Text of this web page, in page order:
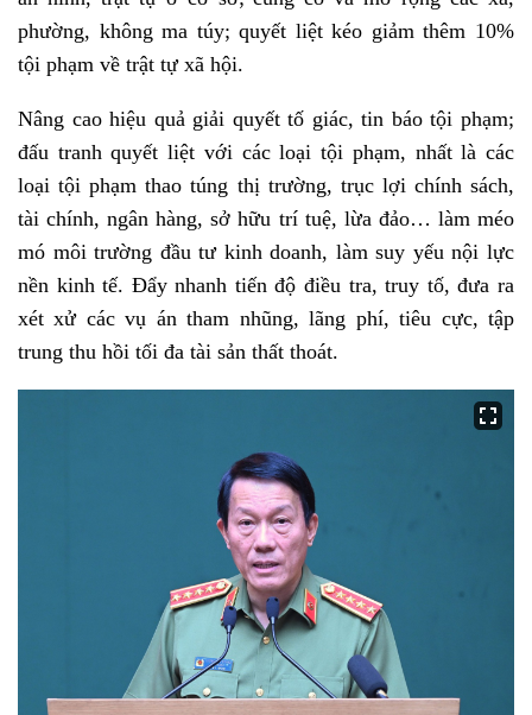
phường, không ma túy; quyết liệt kéo giảm thêm 10%
tội phạm về trật tự xã hội.
Nâng cao hiệu quả giải quyết tố giác, tin báo tội phạm;
đấu tranh quyết liệt với các loại tội phạm, nhất là các
loại tội phạm thao túng thị trường, trục lợi chính sách,
tài chính, ngân hàng, sở hữu trí tuệ, lừa đảo… làm méo
mó môi trường đầu tư kinh doanh, làm suy yếu nội lực
nền kinh tế. Đẩy nhanh tiến độ điều tra, truy tố, đưa ra
xét xử các vụ án tham nhũng, lãng phí, tiêu cực, tập
trung thu hồi tối đa tài sản thất thoát.